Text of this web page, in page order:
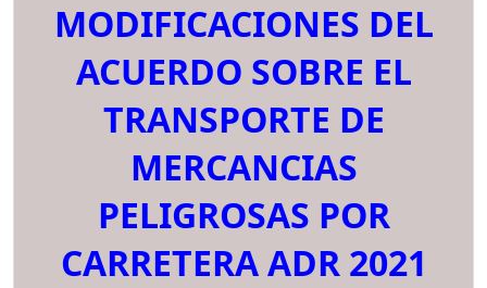
MODIFICACIONES DEL
ACUERDO SOBRE EL
TRANSPORTE DE
MERCANCIAS
PELIGROSAS POR
CARRETERA ADR 2021